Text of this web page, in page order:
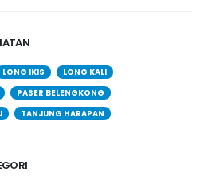
LONG IKIS
LONG KALI
PASER BELENGKONG
TANJUNG HARAPAN